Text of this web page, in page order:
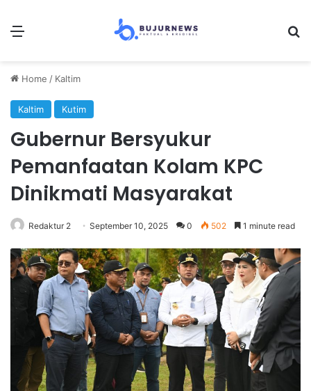
Menu
Home / Kaltim
Kaltim Kutim
Gubernur Bersyukur
Pemanfaatan Kolam KPC
Dinikmati Masyarakat
Redaktur 2 September 10, 2025 0 502 1 minute read